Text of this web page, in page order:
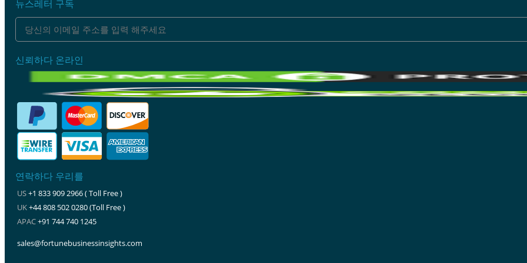
뉴스레터 구독
신뢰하다 온라인
연락하다 우리를
US+1 833 909 2966 ( Toll Free )
UK+44 808 502 0280 (Toll Free )
APAC+91 744 740 1245
sales@fortunebusinessinsights.com